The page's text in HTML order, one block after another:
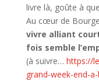
livre là, goûte à
Au cœur de
vivre alliant
fois semble
(à suivre… https://
grand-week-end-